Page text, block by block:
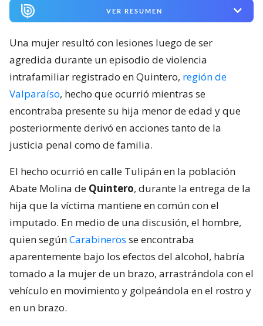
VER RESUMEN
Una mujer resultó con lesiones luego de ser
agredida durante un episodio de violencia
intrafamiliar registrado en Quintero, región de
Valparaíso, hecho que ocurrió mientras se
encontraba presente su hija menor de edad y que
posteriormente derivó en acciones tanto de la
justicia penal como de familia.
El hecho ocurrió en calle Tulipán en la población
Abate Molina de Quintero, durante la entrega de la
hija que la víctima mantiene en común con el
imputado. En medio de una discusión, el hombre,
quien segúnCarabineros se encontraba
aparentemente bajo los efectos del alcohol, habría
tomado a la mujer de un brazo, arrastrándola con el
vehículo en movimiento y golpeándola en el rostro y
en un brazo.